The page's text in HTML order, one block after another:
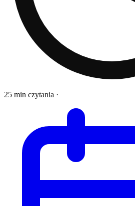
25 min czytania ·